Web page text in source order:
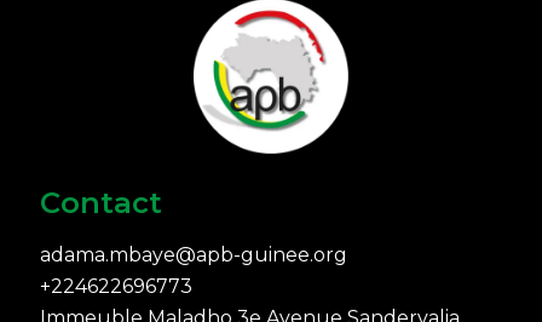
Contact
adama.mbaye@apb-guinee.org
+224622696773